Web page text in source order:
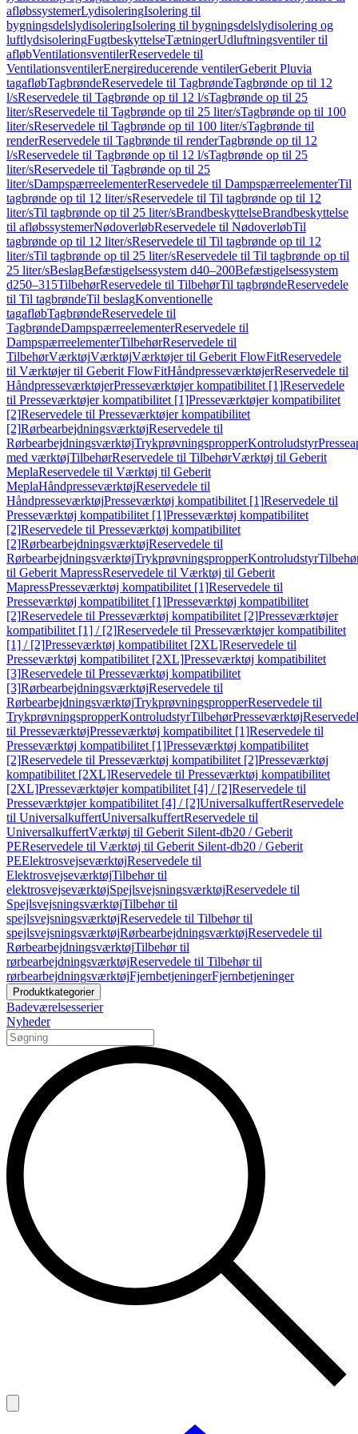
afløbssystemerLydisoleringIsolering til
bygningsdelslydisoleringIsolering til bygningsdelslydisolering og
luftlydsisoleringFugtbeskyttelseTætningerUdluftningsventiler til
afløbVentilationsventilerReservedele til
VentilationsventilerEnergireducerende ventilerGeberit Pluvia
tagafløbTagbrøndeReservedele til TagbrøndeTagbrønde op til 12
l/sReservedele til Tagbrønde op til 12 l/sTagbrønde op til 25
liter/sReservedele til Tagbrønde op til 25 liter/sTagbrønde op til 100
liter/sReservedele til Tagbrønde op til 100 liter/sTagbrønde til
renderReservedele til Tagbrønde til renderTagbrønde op til 12
l/sReservedele til Tagbrønde op til 12 l/sTagbrønde op til 25
liter/sReservedele til Tagbrønde op til 25
liter/sDampspærreelementerReservedele til DampspærreelementerTil
tagbrønde op til 12 liter/sReservedele til Til tagbrønde op til 12
liter/sTil tagbrønde op til 25 liter/sBrandbeskyttelseBrandbeskyttelse
til afløbssystemerNødoverløbReservedele til NødoverløbTil
tagbrønde op til 12 liter/sReservedele til Til tagbrønde op til 12
liter/sTil tagbrønde op til 25 liter/sReservedele til Til tagbrønde op til
25 liter/sBeslagBefæstigelsessystem d40–200Befæstigelsessystem
d250–315TilbehørReservedele til TilbehørTil tagbrøndeReservedele
til Til tagbrøndeTil beslagKonventionelle
tagafløbTagbrøndeReservedele til
TagbrøndeDampspærreelementerReservedele til
DampspærreelementerTilbehørReservedele til
TilbehørVærktøjVærktøjVærktøjer til Geberit FlowFitReservedele
til Værktøjer til Geberit FlowFitHåndpresseværktøjerReservedele til
HåndpresseværktøjerPresseværktøjer kompatibilitet [1]Reservedele
til Presseværktøjer kompatibilitet [1]Presseværktøjer kompatibilitet
[2]Reservedele til Presseværktøjer kompatibilitet
[2]RørbearbejdningsværktøjReservedele til
RørbearbejdningsværktøjTrykprøvningspropperKontroludstyr
med værktøjTilbehørReservedele til TilbehørVærktøj til Geberit
MeplaReservedele til Værktøj til Geberit
MeplaHåndpresseværktøjReservedele til
HåndpresseværktøjPresseværktøj kompatibilitet [1]Reservedele til
Presseværktøj kompatibilitet [1]Presseværktøj kompatibilitet
[2]Reservedele til Presseværktøj kompatibilitet
[2]RørbearbejdningsværktøjReservedele til
RørbearbejdningsværktøjTrykprøvningspropperKontroludstyr
til Geberit MapressReservedele til Værktøj til Geberit
MapressPresseværktøj kompatibilitet [1]Reservedele til
Presseværktøj kompatibilitet [1]Presseværktøj kompatibilitet
[2]Reservedele til Presseværktøj kompatibilitet [2]Presseværktøjer
kompatibilitet [1] / [2]Reservedele til Presseværktøjer kompatibilitet
[1] / [2]Presseværktøj kompatibilitet [2XL]Reservedele til
Presseværktøj kompatibilitet [2XL]Presseværktøj kompatibilitet
[3]Reservedele til Presseværktøj kompatibilitet
[3]RørbearbejdningsværktøjReservedele til
RørbearbejdningsværktøjTrykprøvningspropperReservedele til
TrykprøvningspropperKontroludstyrTilbehørPresseværktøj
til PresseværktøjPresseværktøj kompatibilitet [1]Reservedele til
Presseværktøj kompatibilitet [1]Presseværktøj kompatibilitet
[2]Reservedele til Presseværktøj kompatibilitet [2]Presseværktøj
kompatibilitet [2XL]Reservedele til Presseværktøj kompatibilitet
[2XL]Presseværktøjer kompatibilitet [4] / [2]Reservedele til
Presseværktøjer kompatibilitet [4] / [2]UniversalkuffertReservedele
til UniversalkuffertUniversalkuffertReservedele til
UniversalkuffertVærktøj til Geberit Silent-db20 / Geberit
PEReservedele til Værktøj til Geberit Silent-db20 / Geberit
PEElektrosvejseværktøjReservedele til
ElektrosvejseværktøjTilbehør til
elektrosvejseværktøjSpejlsvejsningsværktøjReservedele til
SpejlsvejsningsværktøjTilbehør til
spejlsvejsningsværktøjReservedele til Tilbehør til
spejlsvejsningsværktøjRørbearbejdningsværktøjReservedele til
RørbearbejdningsværktøjTilbehør til
rørbearbejdningsværktøjReservedele til Tilbehør til
rørbearbejdningsværktøjFjernbetjeningerFjernbetjeninger
Produktkategorier
Badeværelsesserier
Nyheder